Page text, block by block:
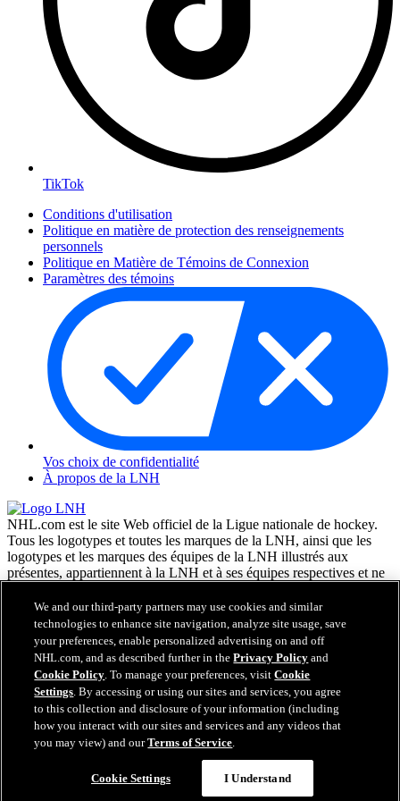
TikTok
Conditions d'utilisation
Politique en matière de protection des renseignements
personnels
Politique en Matière de Témoins de Connexion
Paramètres des témoins
Vos choix de confidentialité
À propos de la LNH
NHL.com est le site Web officiel de la Ligue nationale de hockey.
Tous les logotypes et toutes les marques de la LNH, ainsi que les
logotypes et les marques des équipes de la LNH illustrés aux
présentes, appartiennent à la LNH et à ses équipes respectives et ne
Enterprises, L.P. © LNH 2026. Tous droits réservés. Tous les
chandails d'équipe de la LNH personnalisés avec les noms des
joueurs de la LNH et leurs numéros sont officiellement sous license
de la LNH et de l'AJLNH. Le mot servant de marque Zamboni et la
configuration de la surfaceuse Zamboni sont des marques de
commerce déposées de Frank J. Zamboni & Co., Inc. © Frank J.
Zamboni & Co., Inc. 2026. Tous droits réservés. Toute autre marque
déposée ou tout droit d'auteur d'une tierce partie sont la propriété de
leurs auteurs respectifs. Tous droits réservés.
We and our third-party partners may use cookies and similar
technologies to enhance site navigation, analyze site usage, save
your preferences, enable personalized advertising on and off
NHL.com, and as described further in thePrivacy Policy and
Cookie Policy. To manage your preferences, visitCookie
Settings. By accessing or using our sites and services, you agree
to this collection and disclosure of your information (including
how you interact with our sites and services and any videos that
you may view) and ourTerms of Service.
Cookie Settings I Understand